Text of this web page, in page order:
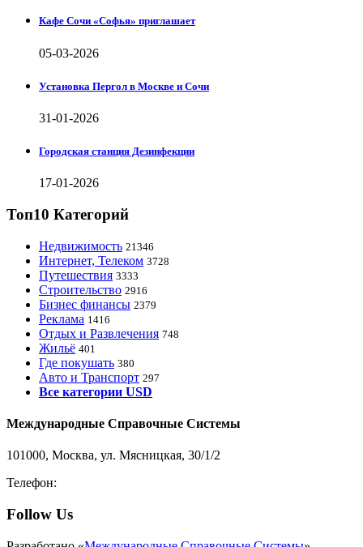
Кафе Сочи «Софья» приглашает
05-03-2026
Установка Пергол в Москве и Сочи
31-01-2026
Городская станция Дезинфекции
17-01-2026
Топ10 Категорий
Недвижимость 21346
Интернет, Телеком 3728
Путешествия 3333
Строительство 2916
Бизнес финансы 2379
Реклама 1416
Отдых и Развлечения 748
Жильё 401
Где покушать 380
Авто и Транспорт 297
Все категории USD
Международные Справочные Системы
101000, Москва, ул. Мясницкая, 30/1/2
Телефон:
Follow Us